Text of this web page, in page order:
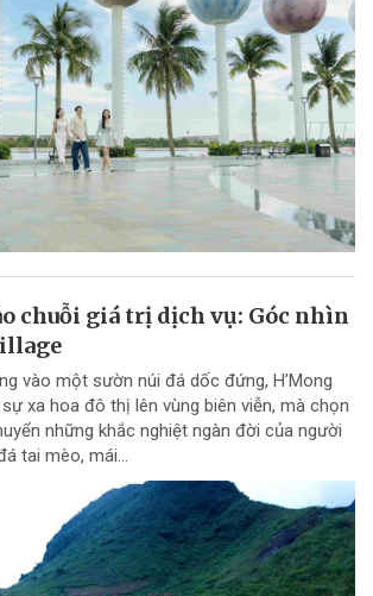
chuỗi giá trị dịch vụ: Góc nhìn
vào một sườn núi đá dốc đứng, H’Mong
xa hoa đô thị lên vùng biên viễn, mà chọn
những khắc nghiệt ngàn đời của người
tai mèo, mái...